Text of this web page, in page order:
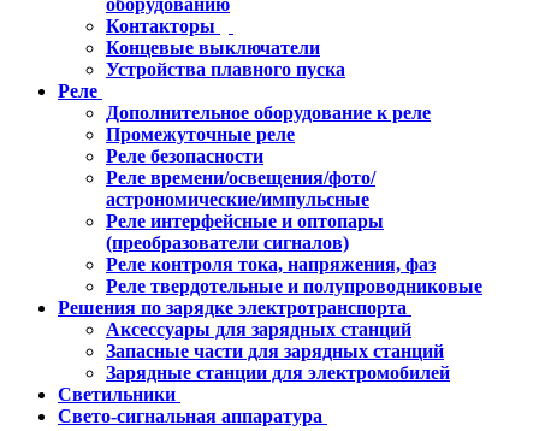
оборудованию
Контакторы
Концевые выключатели
Устройства плавного пуска
Реле
Дополнительное оборудование к реле
Промежуточные реле
Реле безопасности
Реле времени/освещения/фото/
астрономические/импульсные
Реле интерфейсные и оптопары
(преобразователи сигналов)
Реле контроля тока, напряжения, фаз
Реле твердотельные и полупроводниковые
Решения по зарядке электротранспорта
Аксессуары для зарядных станций
Запасные части для зарядных станций
Зарядные станции для электромобилей
Светильники
Свето-сигнальная аппаратура